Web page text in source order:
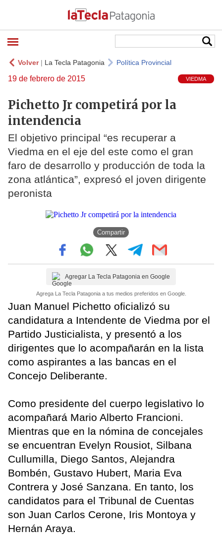
Volver| La Tecla Patagonia Política Provincial
19 de febrero de 2015 VIEDMA
Pichetto Jr competirá por la
intendencia
El objetivo principal “es recuperar a
Viedma en el eje del este como el gran
faro de desarrollo y producción de toda la
zona atlántica”, expresó el joven dirigente
peronista
Compartir
Agregar La Tecla Patagonia en Google
Agrega La Tecla Patagonia a tus medios preferidos en Google.
Juan Manuel Pichetto oficializó su
candidatura a Intendente de Viedma por el
Partido Justicialista, y presentó a los
dirigentes que lo acompañarán en la lista
como aspirantes a las bancas en el
Concejo Deliberante.
Como presidente del cuerpo legislativo lo
acompañará Mario Alberto Francioni.
Mientras que en la nómina de concejales
se encuentran Evelyn Rousiot, Silbana
Cullumilla, Diego Santos, Alejandra
Bombén, Gustavo Hubert, Maria Eva
Contrera y José Sanzana. En tanto, los
candidatos para el Tribunal de Cuentas
son Juan Carlos Cerone, Iris Montoya y
Hernán Araya.